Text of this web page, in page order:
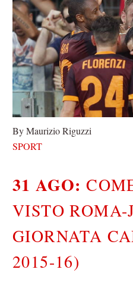
By Maurizio Riguzzi
SPORT
31 AGO:
VISTO
GIORNATA
2015-16)